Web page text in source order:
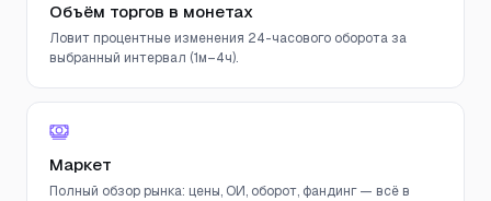
Объём торгов в монетах
Ловит процентные изменения 24-часового оборота за
выбранный интервал (1м–4ч).
Маркет
Полный обзор рынка: цены, ОИ, оборот, фандинг — всё в